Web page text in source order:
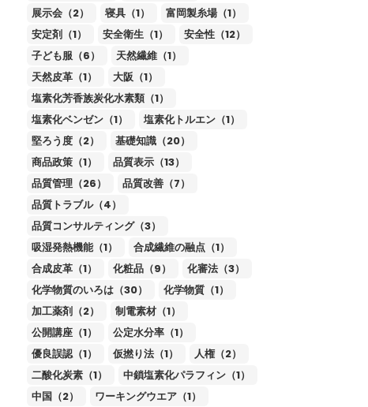
展示会（2）
寝具（1）
富岡製糸場（1）
安定剤（1）
安全衛生（1）
安全性（12）
子ども服（6）
天然繊維（1）
天然皮革（1）
大阪（1）
塩素化芳香族炭化水素類（1）
塩素化ベンゼン（1）
塩素化トルエン（1）
堅ろう度（2）
基礎知識（20）
商品政策（1）
品質表示（13）
品質管理（26）
品質改善（7）
品質トラブル（4）
品質コンサルティング（3）
吸湿発熱機能（1）
合成繊維の融点（1）
合成皮革（1）
化粧品（9）
化審法（3）
化学物質のいろは（30）
化学物質（1）
加工薬剤（2）
制電素材（1）
公開講座（1）
公定水分率（1）
優良誤認（1）
仮撚り法（1）
人権（2）
二酸化炭素（1）
中鎖塩素化パラフィン（1）
中国（2）
ワーキングウエア（1）